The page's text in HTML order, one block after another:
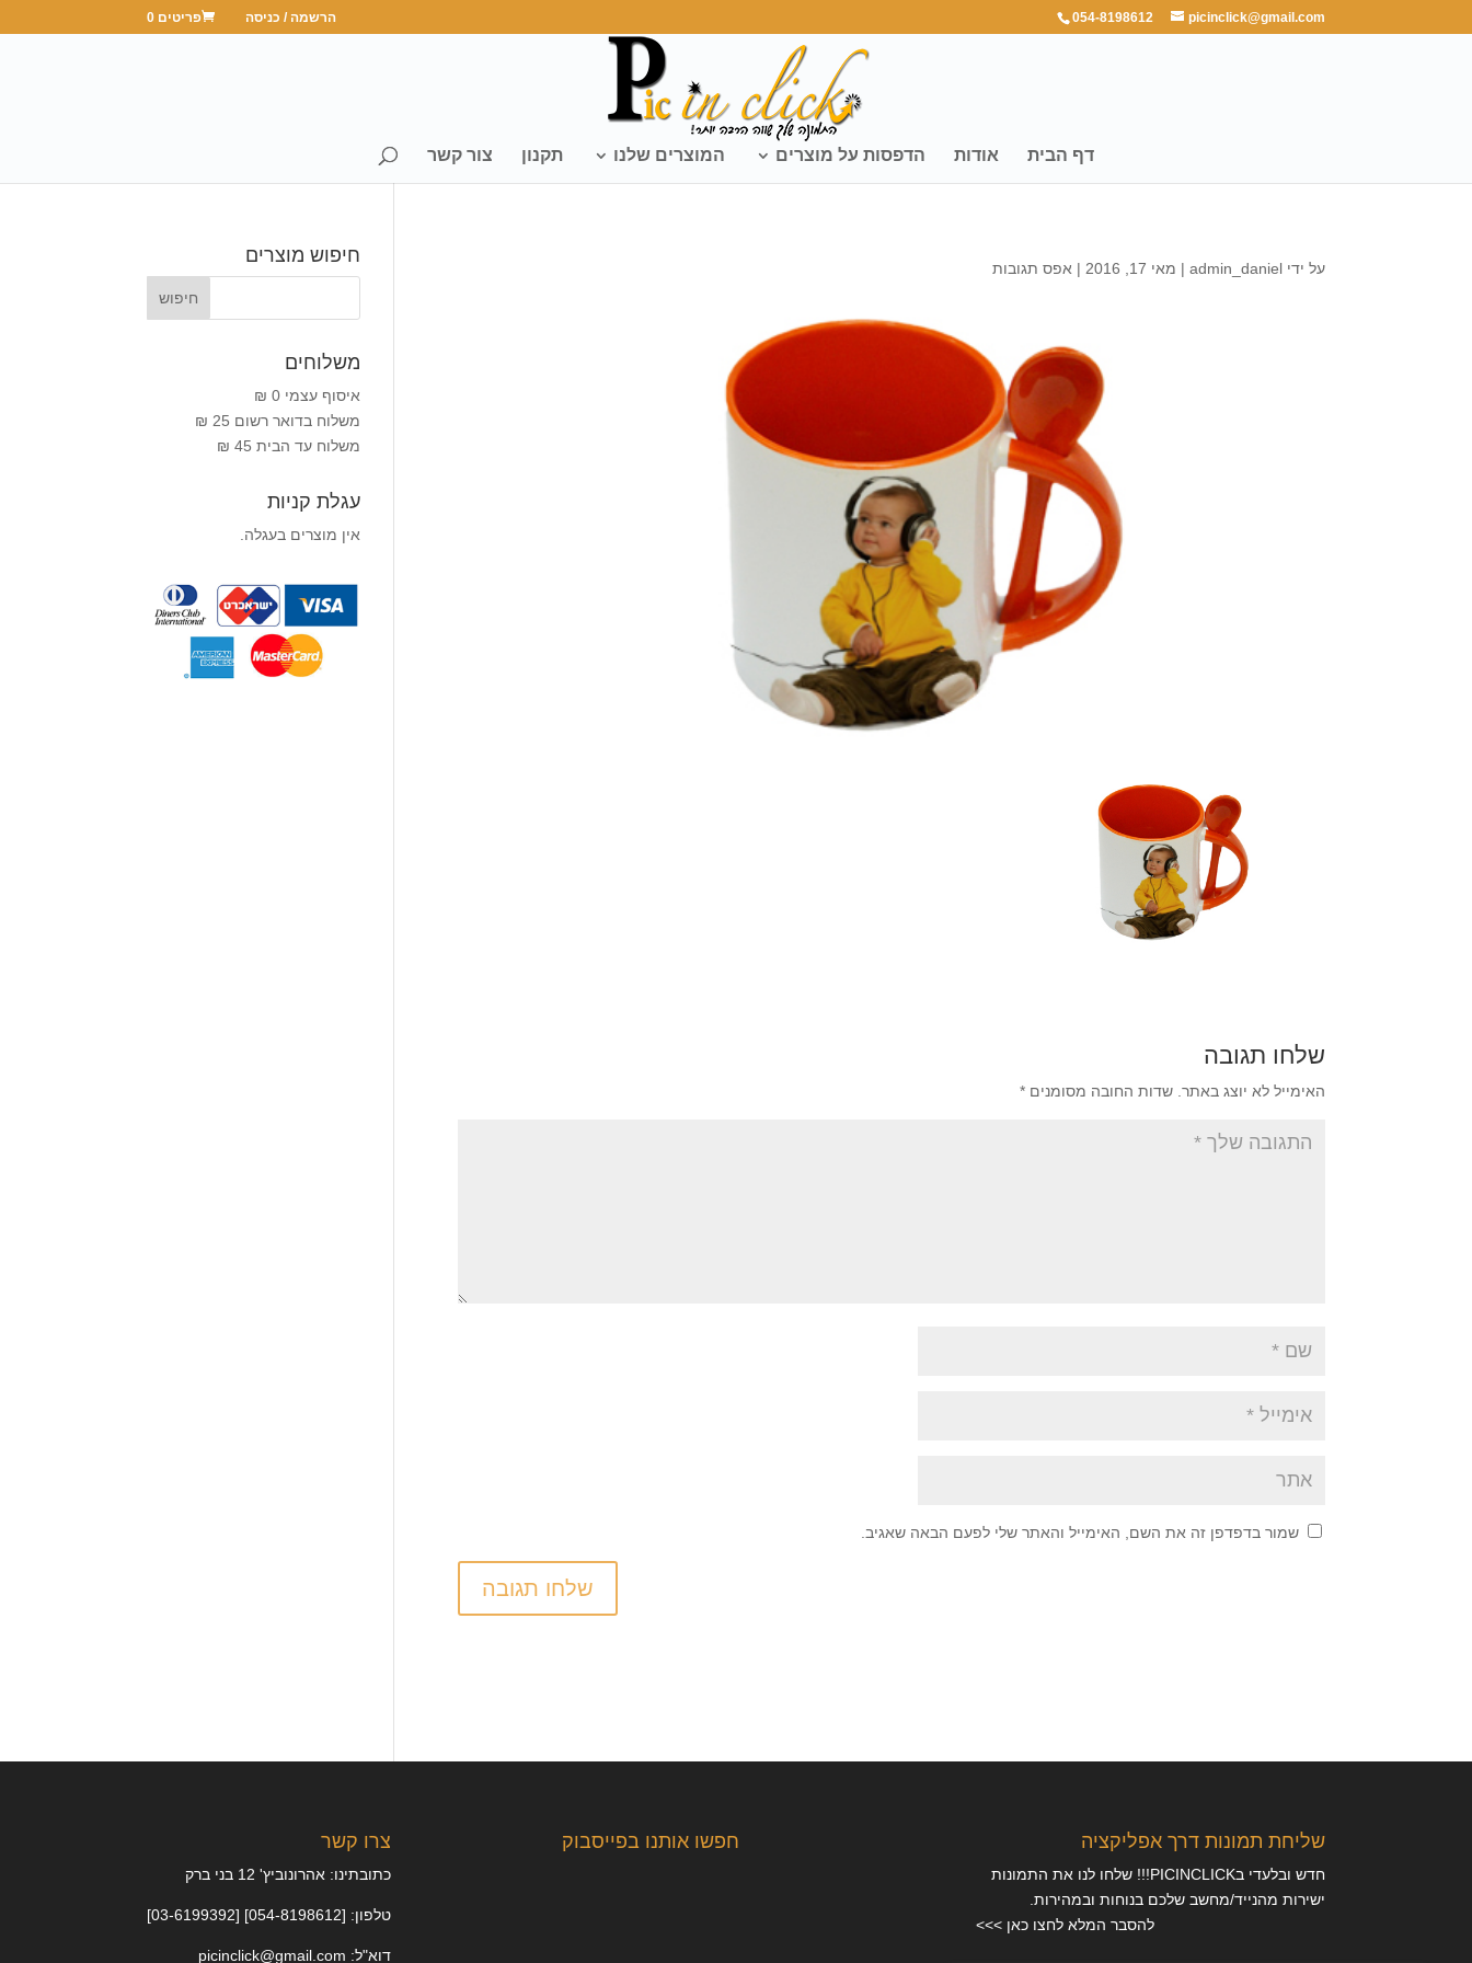
054-8198612 picinclick@gmail.com הרשמה / כניסה פריטים 0
דף הבית אודות הדפסות על מוצרים המוצרים שלנו תקנון צור קשר
על ידיadmin_daniel
| מאי 17, 2016 | אפס תגובות
שלחו תגובה
האימייל לא יוצג באתר. שדות החובה מסומנים*
שמור בדפדפן זה את השם, האימייל והאתר שלי לפעם הבאה שאגיב.
חיפוש מוצרים
משלוחים
איסוף עצמי 0 ₪
משלוח בדואר רשום 25 ₪
משלוח עד הבית 45 ₪
עגלת קניות
אין מוצרים בעגלה.
צרו קשר
כתובתינו: אהרונוביץ' 12 בני ברק
טלפון: [054-8198612] [03-6199392]
דוא"ל: picinclick@gmail.com
חפשו אותנו בפייסבוק שליחת תמונות דרך אפליקציה
חדש ובלעדי בPICINCLICK!!! שלחו לנו את התמונות
ישירות מהנייד/מחשב שלכם בנוחות ובמהירות.
להסבר המלא לחצו כאן >>>